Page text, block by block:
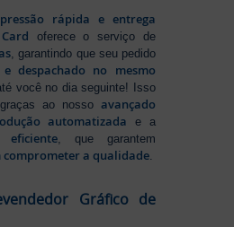
rápida e entrega
oferece o serviço de
, garantindo que seu pedido
e despachado no mesmo
você no dia seguinte! Isso
ao nosso avançado
automatizada e a
eficiente , que garantem
comprometer a qualidade
Gráfico de